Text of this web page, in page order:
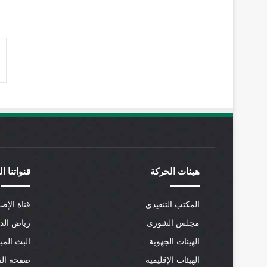
هيئات الحركة
المكتب التنفيذي
مجلس الشورى
الهيئات الجهوية
الهيئات الإقليمية
قنواتنا
قناة
رياض
البث
صفحة